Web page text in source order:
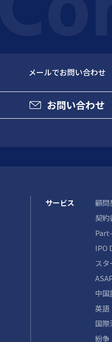
メールでお問い合わせ
お問い合わせ
サービス
顧問
契約
IPO
ス
中国
英語
国際
紛争